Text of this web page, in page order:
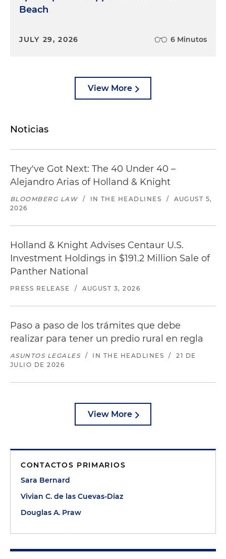
Beach
JULY 29, 2026 6 Minutos
View More
Noticias
They've Got Next: The 40 Under 40 –
Alejandro Arias of Holland & Knight
BLOOMBERG LAW / IN THE HEADLINES /
AUGUST 5,
2026
Holland & Knight Advises Centaur U.S.
Investment Holdings in $191.2 Million Sale of
Panther National
PRESS RELEASE / AUGUST 3, 2026
Paso a paso de los trámites que debe
realizar para tener un predio rural en regla
ASUNTOS LEGALES / IN THE HEADLINES /
21 DE
JULIO DE 2026
View More
CONTACTOS PRIMARIOS
Sara Bernard
Vivian C. de las Cuevas-Diaz
Douglas A. Praw